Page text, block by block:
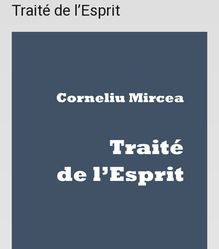
Traité de l’Esprit